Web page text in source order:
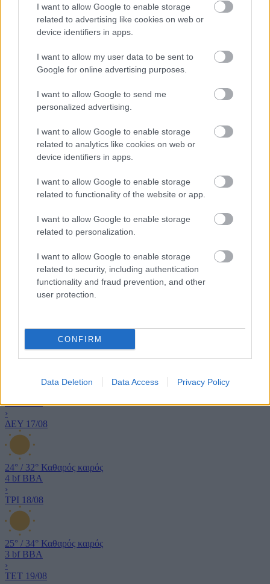
I want to allow Google to enable storage
related to advertising like cookies on web or
device identifiers in apps.
I want to allow my user data to be sent to
Google for online advertising purposes.
I want to allow Google to send me
personalized advertising.
I want to allow Google to enable storage
related to analytics like cookies on web or
device identifiers in apps.
I want to allow Google to enable storage
related to functionality of the website or app.
I want to allow Google to enable storage
related to personalization.
I want to allow Google to enable storage
related to security, including authentication
functionality and fraud prevention, and other
user protection.
CONFIRM
Data Deletion Data Access Privacy Policy
15/08
ΒΒΑ
16/08
4 bf ΒΒΑ
›
ΔΕΥ 17/08
24° / 32° Καθαρός καιρός
4 bf ΒΒΑ
›
ΤΡΙ 18/08
25° / 34° Καθαρός καιρός
3 bf ΒΒΑ
›
ΤΕΤ 19/08